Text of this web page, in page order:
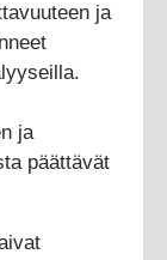
ja
ja
päättävät